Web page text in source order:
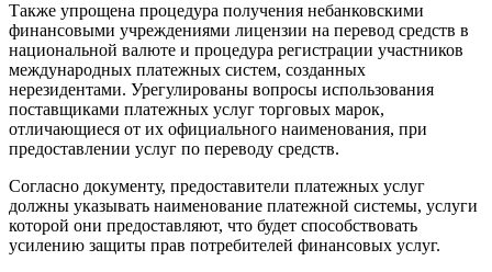
Также упрощена процедура получения небанковскими
финансовыми учреждениями лицензии на перевод средств в
национальной валюте и процедура регистрации участников
международных платежных систем, созданных
нерезидентами. Урегулированы вопросы использования
поставщиками платежных услуг торговых марок,
отличающиеся от их официального наименования, при
предоставлении услуг по переводу средств.
Согласно документу, предоставители платежных услуг
должны указывать наименование платежной системы, услуги
которой они предоставляют, что будет способствовать
усилению защиты прав потребителей финансовых услуг.